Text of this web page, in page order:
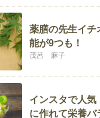
薬膳の先生イチ
能が9つも！
茂呂 麻子
インスタで人気
に作れて栄養